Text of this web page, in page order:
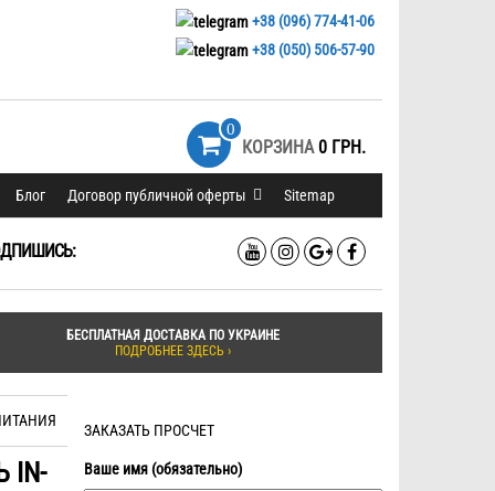
+38 (096) 774-41-06
+38 (050) 506-57-90
0
КОРЗИНА 0 ГРН.
Блог Договор публичной оферты Sitemap
БЕСПЛАТНАЯ ДОСТАВКА ПО УКРАИНЕ
ПОДРОБНЕЕ ЗДЕСЬ ›
IN-
ЗАКАЗАТЬ ПРОСЧЕТ
Ваше имя (обязательно)